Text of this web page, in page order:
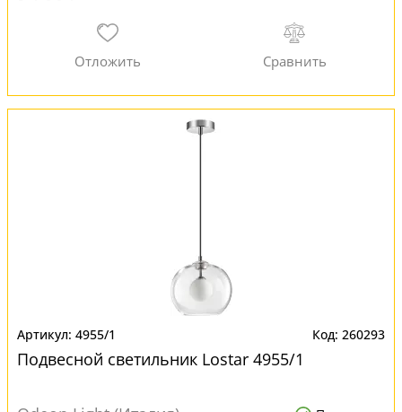
4955/1 260293
Подвесной светильник Lostar 4955/1